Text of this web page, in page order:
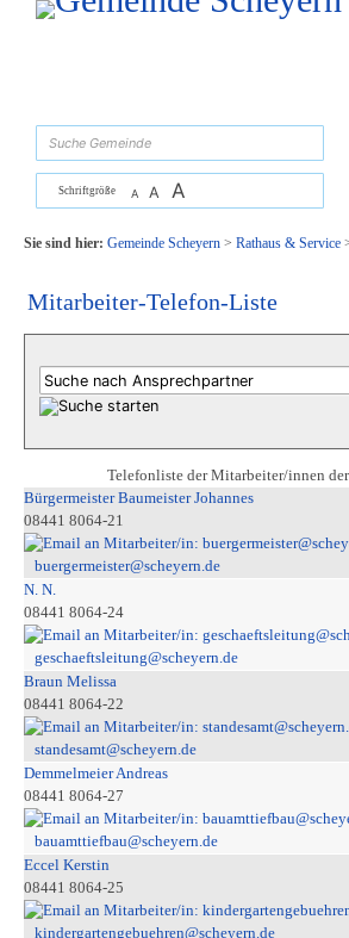
Zum Inhalt, zur Navigationoder zur Startseite springen.
Schriftgröße A A A
Sie sind hier: Gemeinde Scheyern> Rathaus & Service
Mitarbeiter-Telefon-Liste
Telefonliste der Mitarbeiter/innen
Bürgermeister Baumeister Johannes
08441 8064-21
buergermeister@scheyern.de
N. N.
08441 8064-24
geschaeftsleitung@scheyern.de
Braun Melissa
08441 8064-22
standesamt@scheyern.de
Demmelmeier Andreas
08441 8064-27
bauamttiefbau@scheyern.de
Eccel Kerstin
08441 8064-25
kindergartengebuehren@scheyern.de